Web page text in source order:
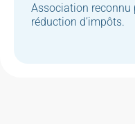
Association reconnu
réduction d’impôts.